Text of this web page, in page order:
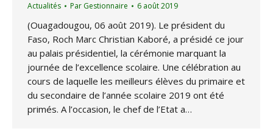
Actualités Par Gestionnaire 6 août 2019
(Ouagadougou, 06 août 2019). Le président du
Faso, Roch Marc Christian Kaboré, a présidé ce jour
au palais présidentiel, la cérémonie marquant la
journée de l’excellence scolaire. Une célébration au
cours de laquelle les meilleurs élèves du primaire et
du secondaire de l’année scolaire 2019 ont été
primés. A l’occasion, le chef de l’Etat a…